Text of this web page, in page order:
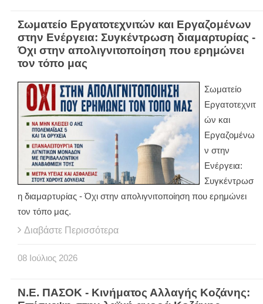
Σωματείο Εργατοτεχνιτών και Εργαζομένων
στην Ενέργεια: Συγκέντρωση διαμαρτυρίας -
Όχι στην απολιγνιτοποίηση που ερημώνει
τον τόπο μας
Σωματείο
Εργατοτεχνιτ
ών και
Εργαζομένω
ν στην
Ενέργεια:
Συγκέντρωσ
η διαμαρτυρίας - Όχι στην απολιγνιτοποίηση που ερημώνει
τον τόπο μας.
Διαβάστε Περισσότερα
08 Ιούλιος 2026
Ν.Ε. ΠΑΣΟΚ - Κινήματος Αλλαγής Κοζάνης: